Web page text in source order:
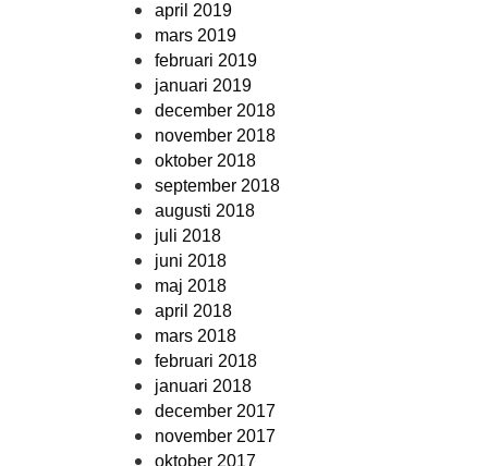
april 2019
mars 2019
februari 2019
januari 2019
december 2018
november 2018
oktober 2018
september 2018
augusti 2018
juli 2018
juni 2018
maj 2018
april 2018
mars 2018
februari 2018
januari 2018
december 2017
november 2017
oktober 2017